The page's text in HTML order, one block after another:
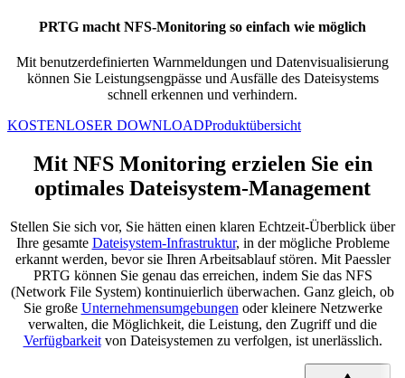
PRTG macht NFS-Monitoring so einfach wie möglich
Mit benutzerdefinierten Warnmeldungen und Datenvisualisierung
können Sie Leistungsengpässe und Ausfälle des Dateisystems
schnell erkennen und verhindern.
KOSTENLOSER DOWNLOADProduktübersicht
Mit NFS Monitoring erzielen Sie ein
optimales Dateisystem-Management
Stellen Sie sich vor, Sie hätten einen klaren Echtzeit-Überblick über
Ihre gesamte Dateisystem-Infrastruktur, in der mögliche Probleme
erkannt werden, bevor sie Ihren Arbeitsablauf stören. Mit Paessler
PRTG können Sie genau das erreichen, indem Sie das NFS
(Network File System) kontinuierlich überwachen. Ganz gleich, ob
Sie große Unternehmensumgebungen oder kleinere Netzwerke
verwalten, die Möglichkeit, die Leistung, den Zugriff und die
Verfügbarkeitvon Dateisystemen zu verfolgen, ist unerlässlich.